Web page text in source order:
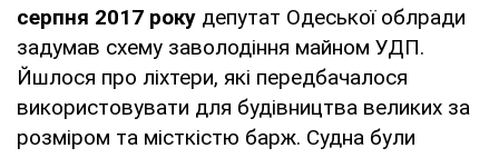
серпня 2017 року депутат Одеської облради
задумав схему заволодіння майном УДП.
Йшлося про ліхтери, які передбачалося
використовувати для будівництва великих за
розміром та місткістю барж. Судна були